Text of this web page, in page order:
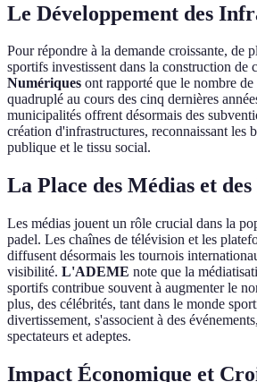
Le Développement des
Pour répondre à la demande croissante, de
sportifs investissent dans la construction de
Numériques ont rapporté que le nombre
quadruplé au cours des cinq dernières
municipalités offrent désormais des
création d'infrastructures, reconnaissant les
publique et le tissu social.
La Place des Médias et
Les médias jouent un rôle crucial dans la
padel. Les chaînes de télévision et les
diffusent désormais les tournois
visibilité. L'ADEME note que la
sportifs contribue souvent à augmenter le
plus, des célébrités, tant dans le monde
divertissement, s'associent à des
spectateurs et adeptes.
Impact Économique et